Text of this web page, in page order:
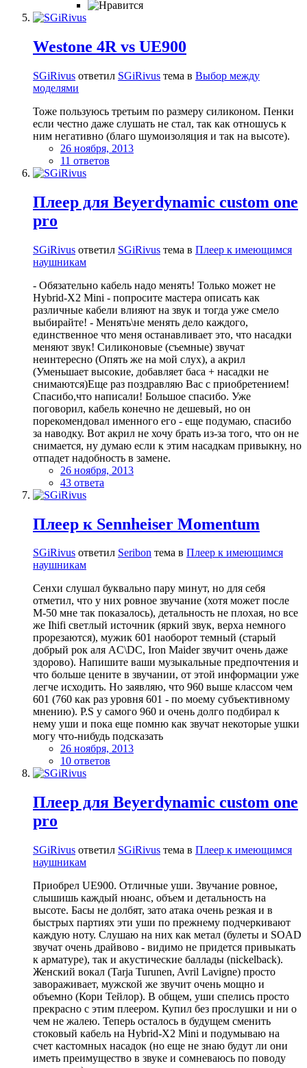
Westone 4R vs UE900
SGiRivus ответил SGiRivus тема в Выбор между
моделями
Тоже пользуюсь третьим по размеру силиконом. Пенки
если честно даже слушать не стал, так как отношусь к
ним негативно (благо шумоизоляция и так на высоте).
26 ноября, 2013
11 ответов
Плеер для Beyerdynamic custom one
pro
SGiRivus ответил SGiRivus тема в Плеер к имеющимся
наушникам
- Обязательно кабель надо менять! Только может не
Hybrid-X2 Mini - попросите мастера описать как
различные кабели влияют на звук и тогда уже смело
выбирайте! - Менять\не менять дело каждого,
единственное что меня останавливает это, что насадки
меняют звук! Силиконовые (съемные) звучат
неинтересно (Опять же на мой слух), а акрил
(Уменьшает высокие, добавляет баса + насадки не
снимаются)Еще раз поздравляю Вас с приобретением!
Спасибо,что написали! Большое спасибо. Уже
поговорил, кабель конечно не дешевый, но он
порекомендовал именного его - еще подумаю, спасибо
за наводку. Вот акрил не хочу брать из-за того, что он не
снимается, ну думаю если к этим насадкам привыкну, но
отпадет надобность в замене.
26 ноября, 2013
43 ответа
Плеер к Sennheiser Momentum
SGiRivus ответил Seribon тема в Плеер к имеющимся
наушникам
Сенхи слушал буквально пару минут, но для себя
отметил, что у них ровное звучание (хотя может после
M-50 мне так показалось), детальность не плохая, но все
же Ihifi светлый источник (яркий звук, верха немного
прорезаются), мужик 601 наоборот темный (старый
добрый рок аля AC\DC, Iron Maider звучит очень даже
здорово). Напишите ваши музыкальные предпочтения и
что больше цените в звучании, от этой информации уже
легче исходить. Но заявляю, что 960 выше классом чем
601 (760 как раз уровня 601 - по моему субъективному
мнению). P.S у самого 960 и очень долго подбирал к
нему уши и пока еще помню как звучат некоторые ушки
могу что-нибудь подсказать
26 ноября, 2013
10 ответов
Плеер для Beyerdynamic custom one
pro
SGiRivus ответил SGiRivus тема в Плеер к имеющимся
наушникам
Приобрел UE900. Отличные уши. Звучание ровное,
слышишь каждый нюанс, объем и детальность на
высоте. Басы не долбят, зато атака очень резкая и в
быстрых партиях эти уши по прежнему подчеркивают
каждую ноту. Слушаю на них как метал (булеты и SOAD
звучат очень драйвово - видимо не придется привыкать
к арматуре), так и акустические баллады (nickelback).
Женский вокал (Tarja Turunen, Avril Lavigne) просто
завораживает, мужской же звучит очень мощно и
объемно (Кори Тейлор). В общем, уши спелись просто
прекрасно с этим плеером. Купил без прослушки и ни о
чем не жалею. Теперь осталось в будущем сменить
стоковый кабель на Hybrid-X2 Mini и подумываю на
счет кастомных насадок (но еще не знаю будут ли они
иметь преимущество в звуке и сомневаюсь по поводу